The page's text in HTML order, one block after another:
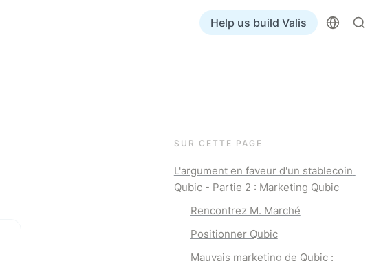
Help us build Valis
SUR CETTE PAGE
L'argument en faveur d'un stablecoin
Qubic - Partie 2 : Marketing Qubic
Rencontrez M. Marché
Positionner Qubic
Mauvais marketing de Qubic :